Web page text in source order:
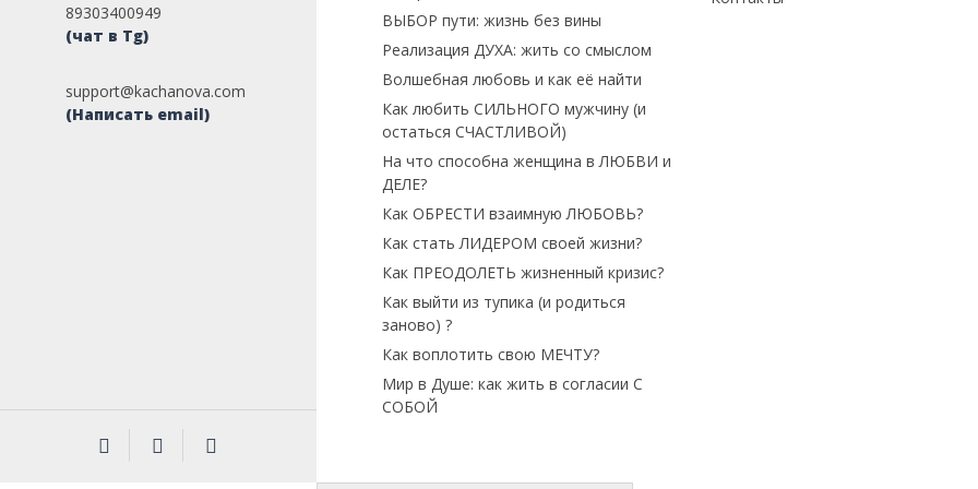
89303400949
(чат в Tg)
support@kachanova.com
(Написать email)
ВЫБОР пути: жизнь без вины
Реализация ДУХА: жить со смыслом
Волшебная любовь и как её найти
Как любить СИЛЬНОГО мужчину (и
остаться СЧАСТЛИВОЙ)
На что способна женщина в ЛЮБВИ и
ДЕЛЕ?
Как ОБРЕСТИ взаимную ЛЮБОВЬ?
Как стать ЛИДЕРОМ своей жизни?
Как ПРЕОДОЛЕТЬ жизненный кризис?
Как выйти из тупика (и родиться
заново) ?
Как воплотить свою МЕЧТУ?
Мир в Душе: как жить в согласии С
СОБОЙ